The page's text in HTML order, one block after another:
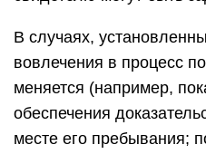
В случаях,
вовлечения в процесс
меняется (например,
обеспечения
месте его пребывания;